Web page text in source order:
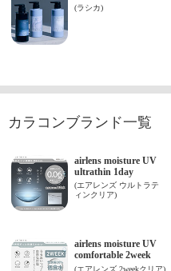
カラコンブランド一覧